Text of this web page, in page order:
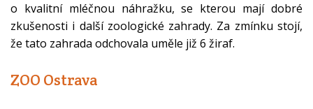
o kvalitní mléčnou náhražku, se kterou mají dobré
zkušenosti i další zoologické zahrady. Za zmínku stojí,
že tato zahrada odchovala uměle již 6 žiraf.
ZOO Ostrava